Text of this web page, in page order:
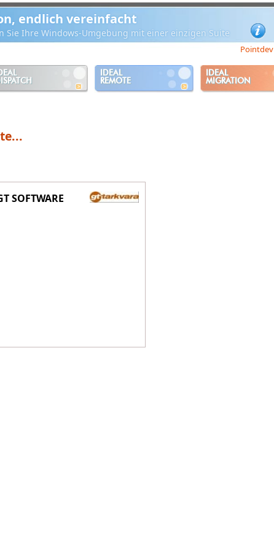
endlich vereinfacht
Sie Ihre Windows-Umgebung mit einer einzigen Suite
Pointdev
IDEAL
REMOTE
IDEAL
MIGRATION
SOFTWARE